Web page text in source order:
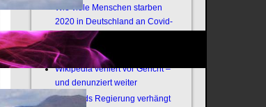
Wie viele Menschen starben
2020 in Deutschland an Covid-
19?
Offener Brief an die Armee
Wikipedia verliert vor Gericht –
und denunziert weiter
Thailands Regierung verhängt